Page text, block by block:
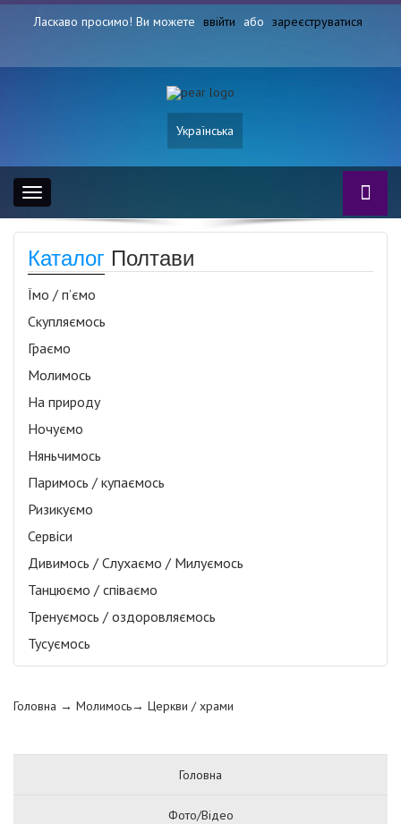
Ласкаво просимо! Ви можете ввійти або зареєструватися
Українська
Toggle
navigation
Каталог Полтави
Їмо / п’ємо
Скупляємось
Граємо
Молимось
На природу
Ночуємо
Няньчимось
Паримось / купаємось
Ризикуємо
Сервіси
Дивимось / Слухаємо / Милуємось
Танцюємо / співаємо
Тренуємось / оздоровляємось
Тусуємось
Головна → Молимось→ Церкви / храми
Головна
Фото/Відео